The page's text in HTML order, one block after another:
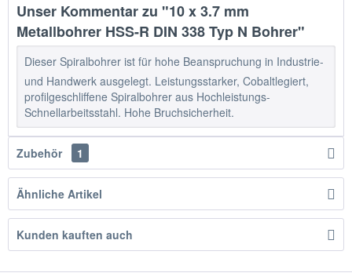
Unser Kommentar zu "10 x 3.7 mm
Metallbohrer HSS-R DIN 338 Typ N Bohrer"
Dieser Spiralbohrer ist für hohe Beanspruchung in Industrie-
und Handwerk ausgelegt. Leistungsstarker, Cobaltlegiert,
profilgeschliffene Spiralbohrer aus Hochleistungs-
Schnellarbeitsstahl. Hohe Bruchsicherheit.
Zubehör 1
Ähnliche Artikel
Kunden kauften auch